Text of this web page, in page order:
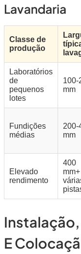
Lavandaria
Classe de
produção
Laboratórios
de
pequenos
lotes
100-
mm
Fundições
médias
200-
mm
Elevado
rendimento
400
E